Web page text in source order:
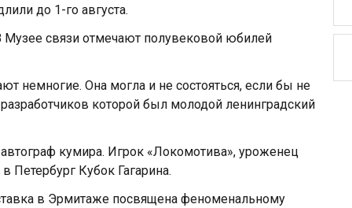
до 1-го августа.
связи отмечают полувековой юбилей
немногие. Она могла и не состояться, если бы не
которой был молодой ленинградский
кумира. Игрок «Локомотива», уроженец
Петербург Кубок Гагарина.
в Эрмитаже посвящена феноменальному